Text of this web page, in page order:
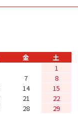
金
土
1
7
8
14
15
21
22
28
29